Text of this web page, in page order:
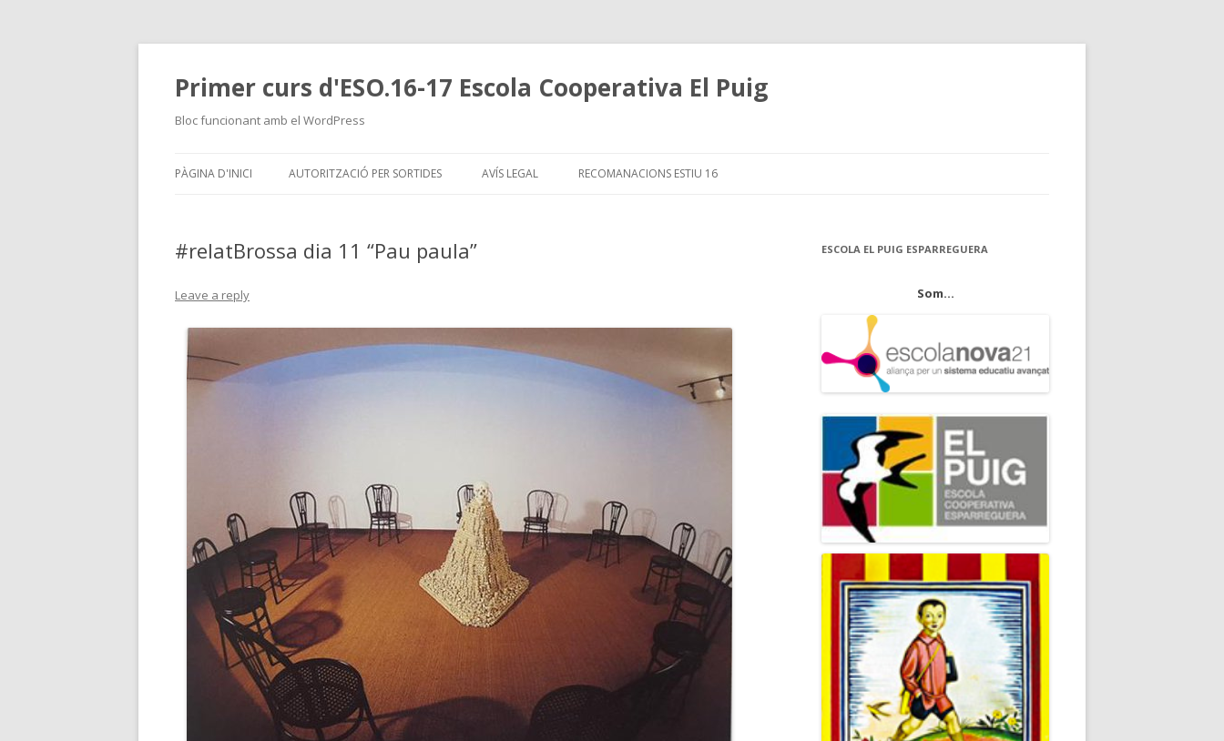
Primer curs d'ESO.16-17 Escola Cooperativa El Puig
Bloc funcionant amb el WordPress
to
PÀGINA D'INICI AUTORITZACIÓ PER SORTIDES AVÍS LEGAL RECOMANACIONS ESTIU 16
#relatBrossa dia 11 “Pau paula”
Leave a reply
ESCOLA EL PUIG ESPARREGUERA
Som...